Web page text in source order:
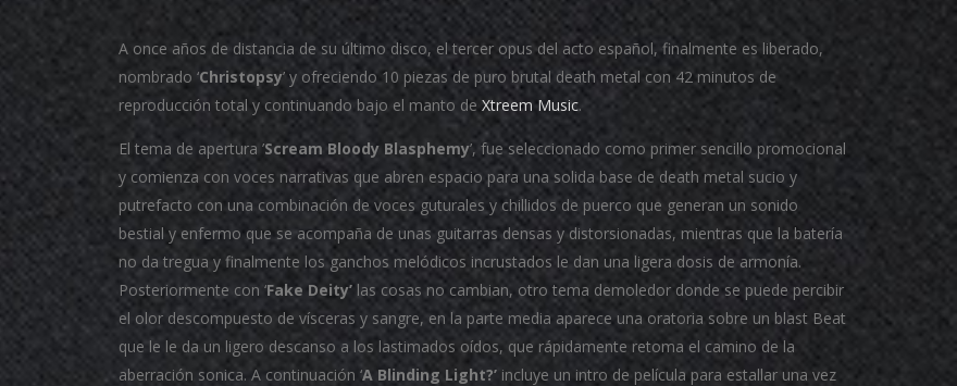
A once años de distancia de su último disco, el tercer opus del acto español, finalmente es liberado,
nombrado ‘Christopsy’ y ofreciendo 10 piezas de puro brutal death metal con 42 minutos de
reproducción total y continuando bajo el manto de Xtreem Music.
El tema de apertura ’Scream Bloody Blasphemy’, fue seleccionado como primer sencillo promocional
y comienza con voces narrativas que abren espacio para una solida base de death metal sucio y
putrefacto con una combinación de voces guturales y chillidos de puerco que generan un sonido
bestial y enfermo que se acompaña de unas guitarras densas y distorsionadas, mientras que la batería
no da tregua y finalmente los ganchos melódicos incrustados le dan una ligera dosis de armonía.
Posteriormente con ‘Fake Deity’ las cosas no cambian, otro tema demoledor donde se puede percibir
el olor descompuesto de vísceras y sangre, en la parte media aparece una oratoria sobre un blast Beat
que le le da un ligero descanso a los lastimados oídos, que rápidamente retoma el camino de la
aberración sonica. A continuación ‘A Blinding Light?’ incluye un intro de película para estallar una vez